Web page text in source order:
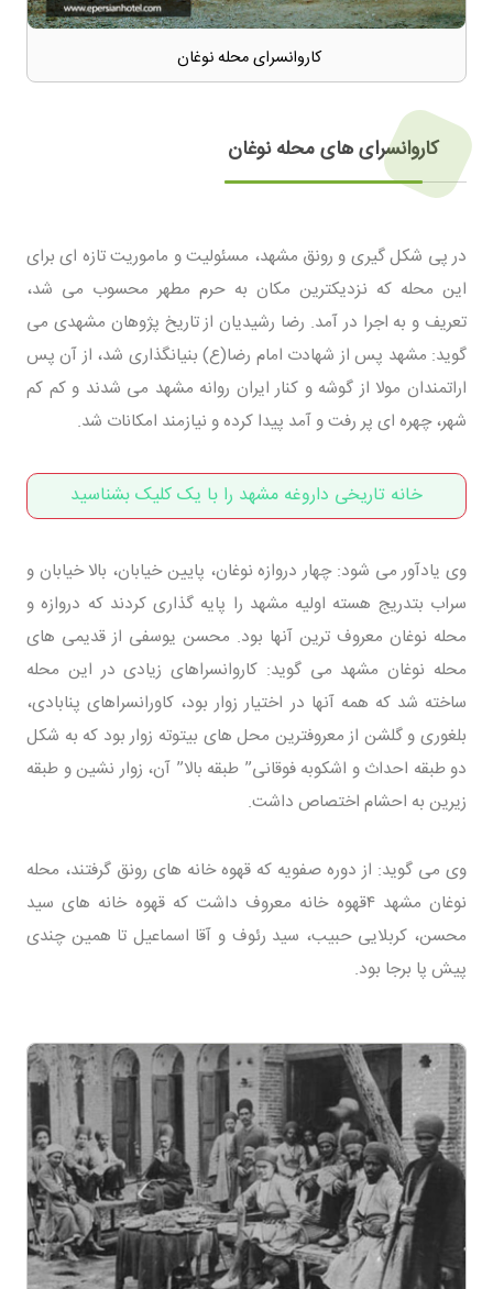
کاروانسرای محله نوغان
کاروانسرای های محله نوغان
در پی شکل گیری و رونق مشهد، مسئولیت و ماموریت تازه ای برای
این محله که نزدیکترین مکان به حرم مطهر محسوب می شد،
تعریف و به اجرا در آمد. رضا رشیدیان از تاریخ پژوهان مشهدی می
گوید: مشهد پس از شهادت امام رضا(ع) بنیانگذاری شد، از آن پس
اراتمندان مولا از گوشه و کنار ایران روانه مشهد می شدند و کم کم
شهر، چهره ای پر رفت و آمد پیدا کرده و نیازمند امکانات شد.
خانه تاریخی داروغه مشهد را با یک کلیک بشناسید
وی یادآور می شود: چهار دروازه نوغان، پایین خیابان، بالا خیابان و
سراب بتدریج هسته اولیه مشهد را پایه گذاری کردند که دروازه و
محله نوغان معروف ترین آنها بود. محسن یوسفی از قدیمی های
محله نوغان مشهد می گوید: کاروانسراهای زیادی در این محله
ساخته شد که همه آنها در اختیار زوار بود، کاورانسراهای پنابادی،
بلغوری و گلشن از معروفترین محل های بیتوته زوار بود که به شکل
دو طبقه احداث و اشکوبه فوقانی” طبقه بالا” آن، زوار نشین و طبقه
زیرین به احشام اختصاص داشت.
وی می گوید: از دوره صفویه که قهوه خانه های رونق گرفتند، محله
نوغان مشهد ۴قهوه خانه معروف داشت که قهوه خانه های سید
محسن، کربلایی حبیب، سید رئوف و آقا اسماعیل تا همین چندی
پیش پا برجا بود.